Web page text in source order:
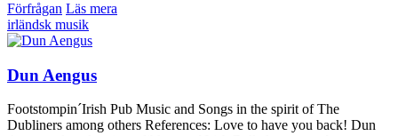
Förfrågan Läs mera
irländsk musik
Dun Aengus
Footstompin´Irish Pub Music and Songs in the spirit of The
Dubliners among others References: Love to have you back! Dun